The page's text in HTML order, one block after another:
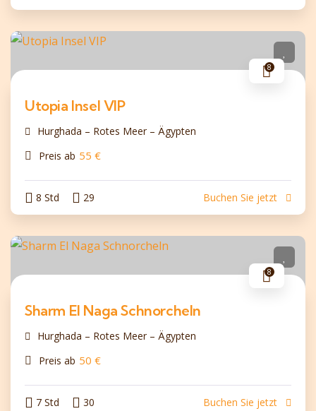
8
Utopia Insel VIP
Hurghada – Rotes Meer – Ägypten
Preis ab 55 €
8 Std 29 Buchen Sie jetzt
8
Sharm El Naga Schnorcheln
Hurghada – Rotes Meer – Ägypten
Preis ab 50 €
7 Std 30 Buchen Sie jetzt